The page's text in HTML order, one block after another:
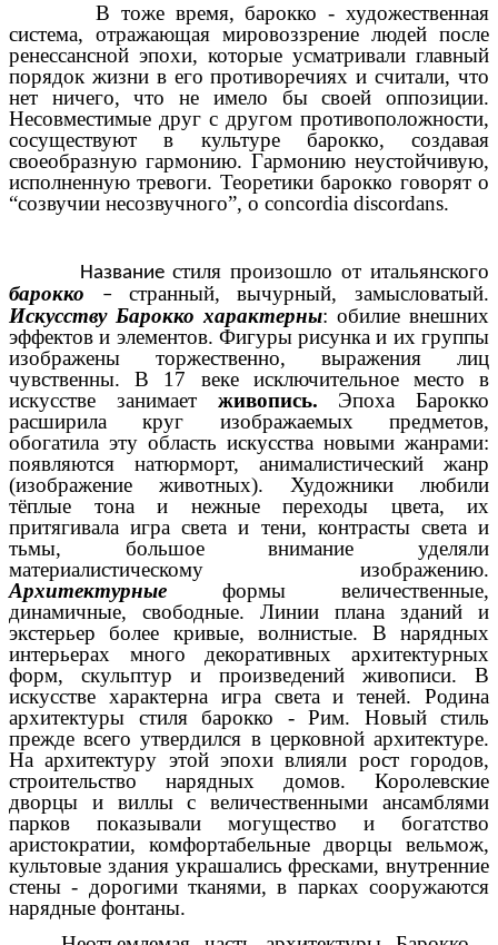
В тоже время, барокко - художественная
система, отражающая мировоззрение людей после
ренессансной эпохи, которые усматривали главный
порядок жизни в его противоречиях и считали, что
нет ничего, что не имело бы своей оппозиции.
Несовместимые друг с другом противоположности,
сосуществуют в культуре барокко, создавая
своеобразную гармонию. Гармонию неустойчивую,
исполненную тревоги. Теоретики барокко говорят о
“созвучии несозвучного”, о concordia discordans.
Название стиля произошло от итальянского
барокко
– странный, вычурный, замысловатый.
Искусству Барокко характерны: обилие внешних
эффектов и элементов. Фигуры рисунка и их группы
изображены торжественно, выражения лиц
чувственны. В 17 веке исключительное место в
искусстве занимает живопись. Эпоха Барокко
расширила круг изображаемых предметов,
обогатила эту область искусства новыми жанрами:
появляются натюрморт, анималистический жанр
(изображение животных). Художники любили
тёплые тона и нежные переходы цвета, их
притягивала игра света и тени, контрасты света и
тьмы, большое внимание уделяли
материалистическому изображению.
Архитектурные формы величественные,
динамичные, свободные. Линии плана зданий и
экстерьер более кривые, волнистые. В нарядных
интерьерах много декоративных архитектурных
форм, скульптур и произведений живописи. В
искусстве характерна игра света и теней. Родина
архитектуры стиля барокко - Рим. Новый стиль
прежде всего утвердился в церковной архитектуре.
На архитектуру этой эпохи влияли рост городов,
строительство нарядных домов. Королевские
дворцы и виллы с величественными ансамблями
парков показывали могущество и богатство
аристократии, комфортабельные дворцы вельмож,
культовые здания украшались фресками, внутренние
стены - дорогими тканями, в парках сооружаются
нарядные фонтаны.